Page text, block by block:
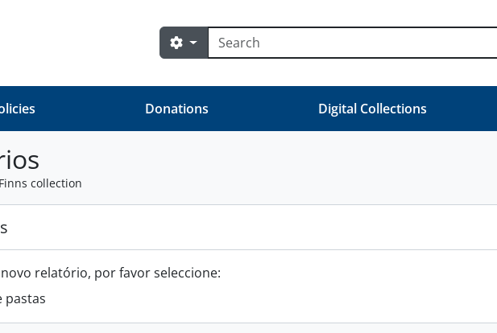
Pesquisar
Opções de busca
Donations Digital Collections
collection
relatório, por favor seleccione:
pastas